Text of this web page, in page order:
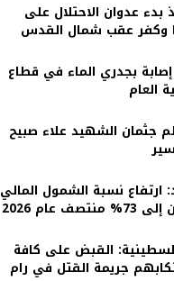
بدء عدوان الاحتلال على
وكفر عقب شمال القدس
ألف إصابة بجدري الماء في قطاع
العام
جثمان الشهيد علاء صبيح
ارتفاع نسبة الشمول المالي
عام 2026
القبض على كافة
جريمة القتل في رام